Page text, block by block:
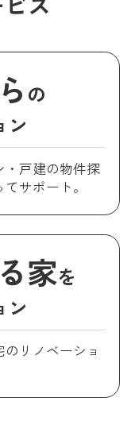
の
ン
・戸建の物件探
サポート。
家を
ン
リノベーショ